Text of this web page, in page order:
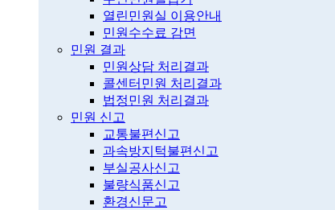
열린민원실 이용안내
민원수수료 감면
민원 결과
민원상담 처리결과
콜센터민원 처리결과
법정민원 처리결과
민원 신고
교통불편신고
과속방지턱불편신고
부실공사신고
불량식품신고
환경신문고